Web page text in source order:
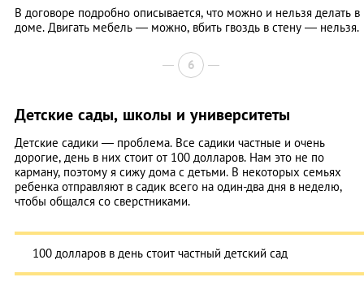
В договоре подробно описывается, что можно и нельзя делать в
доме. Двигать мебель — можно, вбить гвоздь в стену — нельзя.
6
Детские сады, школы и университеты
Детские садики — проблема. Все садики частные и очень
дорогие, день в них стоит от 100 долларов. Нам это не по
карману, поэтому я сижу дома с детьми. В некоторых семьях
ребенка отправляют в садик всего на один-два дня в неделю,
чтобы общался со сверстниками.
100 долларов в день стоит частный детский сад